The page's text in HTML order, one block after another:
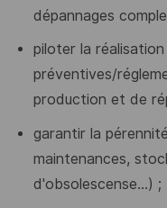
dépannages
piloter la
préventives/
production et de
garantir la
maintenances,
d'obsolescense...) ;